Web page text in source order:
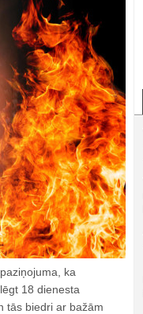
ka
18 dienesta
tās biedri ar bažām